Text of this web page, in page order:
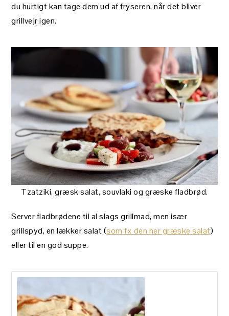
du hurtigt kan tage dem ud af fryseren, når det bliver
grillvejr igen.
Tzatziki, græsk salat, souvlaki og græske fladbrød.
Server fladbrødene til al slags grillmad, men især
grillspyd, en lækker salat (som fx den her græske salat)
eller til en god suppe.